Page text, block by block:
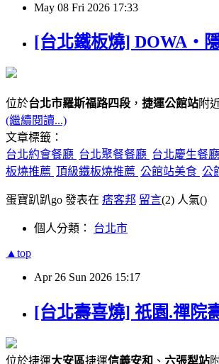
May 08 Fri 2026 17:33
[台北鐵板燒] DOWA・
位於台北市羅斯福路四段 ， 捷運公館站附
(繼續閱讀...)
文章標籤：
台北約會餐廳 台北聚餐餐廳 台北慶生餐廳
板燒推薦 頂級鐵板燒推薦 公館站美食 公
蛋寶趴趴go 發表在 痞客邦 留言(2) 人氣()
個人分類： 台北市
▲top
Apr 26 Sun 2026 15:17
[台北壽喜燒] 祇園.禪院
位於捷運大安區捷運信義安和 、 六張犁站